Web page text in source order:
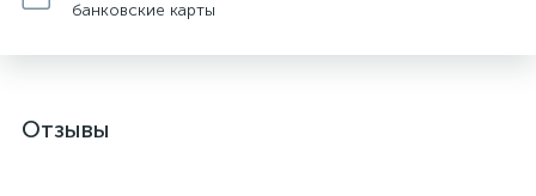
банковские карты
Отзывы